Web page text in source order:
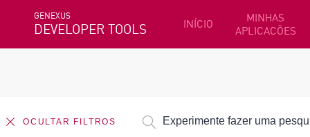
GENEXUS
DEVELOPER TOOLS INÍCIO
MINHAS
APLICACÕES